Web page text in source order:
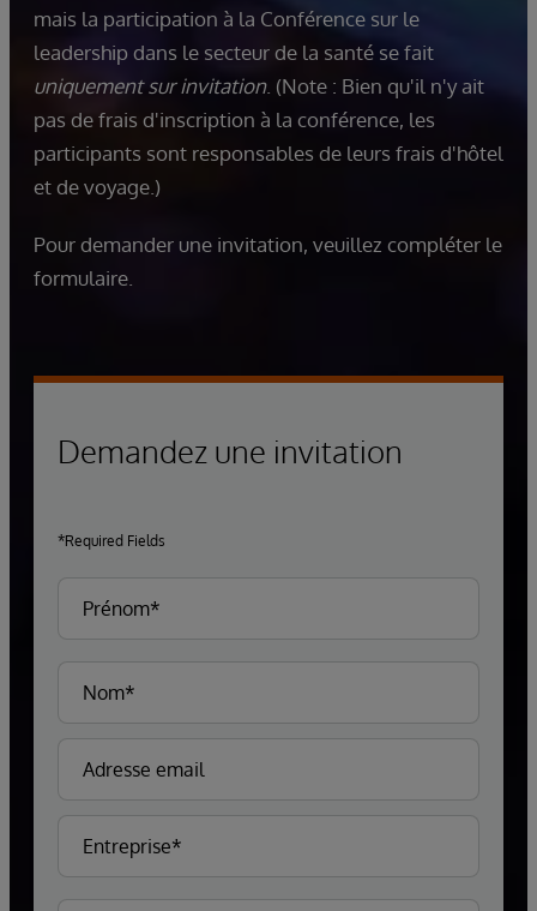
mais la participation à la Conférence sur le
leadership dans le secteur de la santé se fait
uniquement sur invitation. (Note : Bien qu'il n'y ait
pas de frais d'inscription à la conférence, les
participants sont responsables de leurs frais d'hôtel
et de voyage.)
Pour demander une invitation, veuillez compléter le
formulaire.
Demandez une invitation
*Required Fields